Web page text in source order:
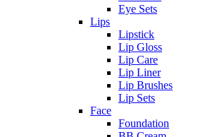
Eye Sets
Lips
Lipstick
Lip Gloss
Lip Care
Lip Liner
Lip Brushes
Lip Sets
Face
Foundation